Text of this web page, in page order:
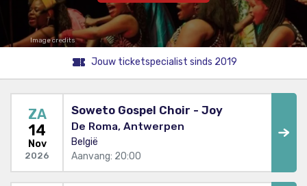
Image credits
Jouw ticketspecialist sinds 2019
ZA
14
Nov
2026
Soweto Gospel Choir - Joy
De Roma, Antwerpen
België
Aanvang: 20:00